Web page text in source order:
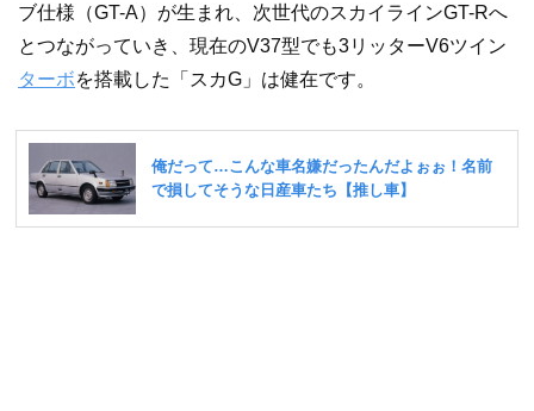
ブ仕様（GT-A）が生まれ、次世代のスカイラインGT-Rへ
とつながっていき、現在のV37型でも3リッターV6ツイン
ターボを搭載した「スカG」は健在です。